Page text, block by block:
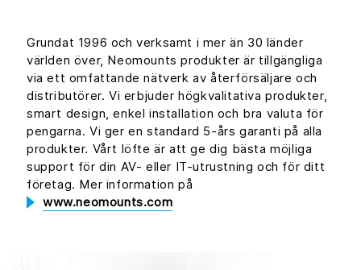
Grundat 1996 och verksamt i mer än 30 länder
världen över, Neomounts produkter är tillgängliga
via ett omfattande nätverk av återförsäljare och
distributörer. Vi erbjuder högkvalitativa produkter,
smart design, enkel installation och bra valuta för
pengarna. Vi ger en standard 5-års garanti på alla
produkter. Vårt löfte är att ge dig bästa möjliga
support för din AV- eller IT-utrustning och för ditt
företag. Mer information på
www.neomounts.com